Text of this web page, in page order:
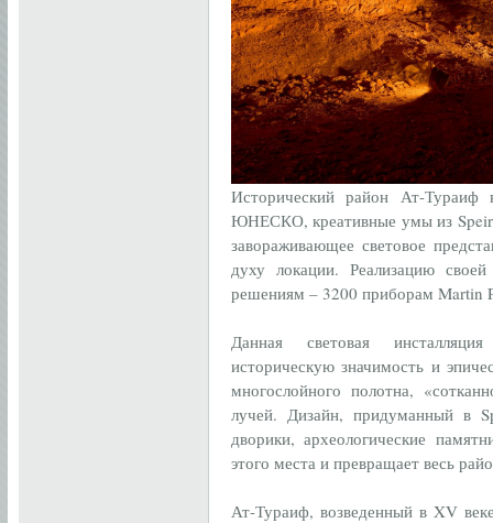
Исторический район Ат-
ЮНЕСКО, креативные умы из
завораживающее световое
духу локации. Реализацию
решениям – 3200 приборам Martin
Данная световая
историческую значимость и
многослойного полотна,
лучей. Дизайн, придуманный в
дворики, археологические
этого места и превращает весь
Ат-Тураиф, возведенный в XV